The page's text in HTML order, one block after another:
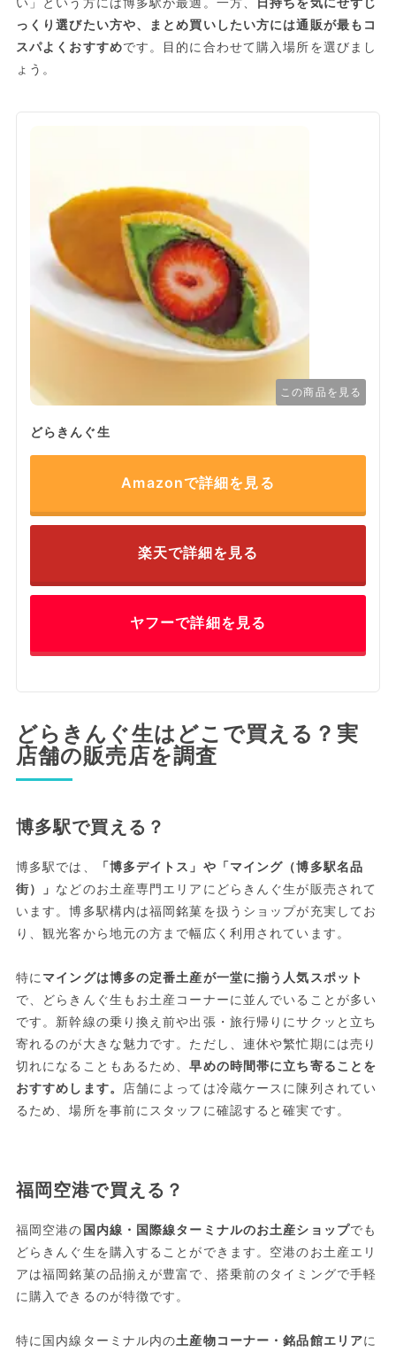
っくり選びたい方や、まとめ買いしたい方には通販が最もコ
スパよくおすすめです。目的に合わせて購入場所を選びまし
ょう。
この商品を見る
どらきんぐ生
Amazonで詳細を見る
楽天で詳細を見る
ヤフーで詳細を見る
どらきんぐ生はどこで買える？実
店舗の販売店を調査
博多駅で買える？
博多駅では、
「博多デイトス」や「マイング（博多駅名品
街）」 などのお土産専門エリアにどらきんぐ生が販売されて
います。博多駅構内は福岡銘菓を扱うショップが充実してお
り、観光客から地元の方まで幅広く利用されています。
特に マイングは博多の定番土産が一堂に揃う人気スポット
で、どらきんぐ生もお土産コーナーに並んでいることが多い
です。新幹線の乗り換え前や出張・旅行帰りにサクッと立ち
寄れるのが大きな魅力です。ただし、連休や繁忙期には売り
切れになることもあるため、早めの時間帯に立ち寄ることを
おすすめします。
店舗によっては冷蔵ケースに陳列されてい
るため、場所を事前にスタッフに確認すると確実です。
福岡空港で買える？
福岡空港の 国内線・国際線ターミナルのお土産ショップでも
どらきんぐ生を購入することができます。空港のお土産エリ
アは福岡銘菓の品揃えが豊富で、搭乗前のタイミングで手軽
に購入できるのが特徴です。
特に国内線ターミナル内の土産物コーナー・銘品館エリアに